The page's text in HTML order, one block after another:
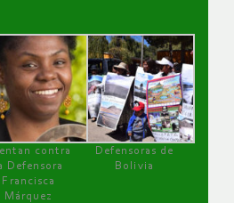
contra
Defensora
Francisca
Márquez
Defensoras de
Bolivia